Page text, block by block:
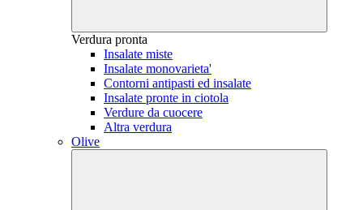
Verdura pronta
Insalate miste
Insalate monovarieta'
Contorni antipasti ed insalate
Insalate pronte in ciotola
Verdure da cuocere
Altra verdura
Olive